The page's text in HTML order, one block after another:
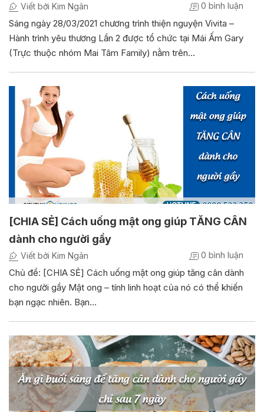
Mắc Bệnh Hiểm Nghèo
Viết bởi Kim Ngân 0 bình luận
Sáng ngày 28/03/2021 chương trình thiện nguyện Vivita –
Hành trình yêu thương Lần 2 được tổ chức tại Mái Ấm Gary
(Trực thuộc nhóm Mai Tâm Family) nằm trên…
[CHIA SẺ] Cách uống mật ong giúp TĂNG CÂN
dành cho người gầy
Viết bởi Kim Ngân 0 bình luận
Chủ đề: [CHIA SẺ] Cách uống mật ong giúp tăng cân dành
cho người gầy Mật ong – tính linh hoạt của nó có thể khiến
bạn ngạc nhiên. Bạn…